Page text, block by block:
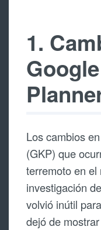
1.
Los cambios
(GKP) que
terremoto en
investigación
volvió inútil
dejó de